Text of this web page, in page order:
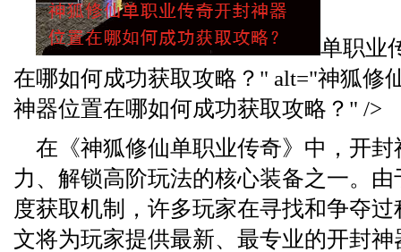
单职业
在哪如何成功获取攻略？" alt="神狐修
神器位置在哪如何成功获取攻略？" />
在《神狐修仙单职业传奇》中，开
力、解锁高阶玩法的核心装备之一。
度获取机制，许多玩家在寻找和争夺
文将为玩家提供最新、最专业的开封